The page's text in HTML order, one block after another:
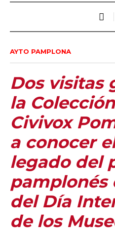
AYTO PAMPLONA
Dos visitas
la
Civivox
a conocer
legado del
pamplonés
del Día
de los